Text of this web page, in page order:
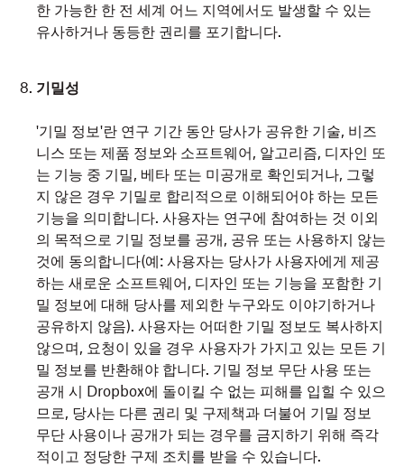
한 가능한 한 전 세계 어느 지역에서도 발생할 수 있는
유사하거나 동등한 권리를 포기합니다.
기밀성
'기밀 정보'란 연구 기간 동안 당사가 공유한 기술, 비즈
니스 또는 제품 정보와 소프트웨어, 알고리즘, 디자인 또
는 기능 중 기밀, 베타 또는 미공개로 확인되거나, 그렇
지 않은 경우 기밀로 합리적으로 이해되어야 하는 모든
기능을 의미합니다. 사용자는 연구에 참여하는 것 이외
의 목적으로 기밀 정보를 공개, 공유 또는 사용하지 않는
것에 동의합니다(예: 사용자는 당사가 사용자에게 제공
하는 새로운 소프트웨어, 디자인 또는 기능을 포함한 기
밀 정보에 대해 당사를 제외한 누구와도 이야기하거나
공유하지 않음). 사용자는 어떠한 기밀 정보도 복사하지
않으며, 요청이 있을 경우 사용자가 가지고 있는 모든 기
밀 정보를 반환해야 합니다. 기밀 정보 무단 사용 또는
공개 시 Dropbox에 돌이킬 수 없는 피해를 입힐 수 있으
므로, 당사는 다른 권리 및 구제책과 더불어 기밀 정보
무단 사용이나 공개가 되는 경우를 금지하기 위해 즉각
적이고 정당한 구제 조치를 받을 수 있습니다.